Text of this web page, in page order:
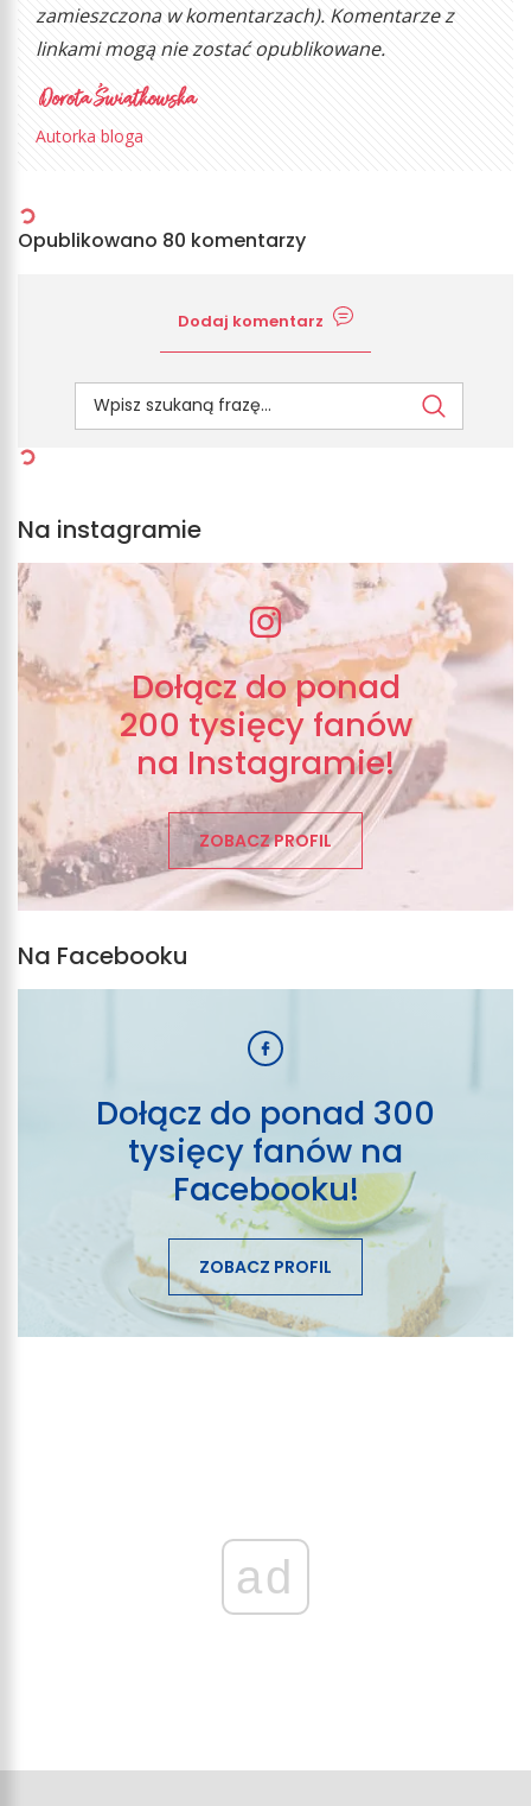
zamieszczona w komentarzach). Komentarze z
linkami mogą nie zostać opublikowane.
Autorka bloga
Opublikowano 80 komentarzy
Dodaj komentarz
Na instagramie
Dołącz do ponad
200 tysięcy fanów
na Instagramie!
ZOBACZ PROFIL
Na Facebooku
Dołącz do ponad 300
tysięcy fanów na
Facebooku!
ZOBACZ PROFIL
ad